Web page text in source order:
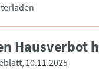
Hausverbot
10.11.2025